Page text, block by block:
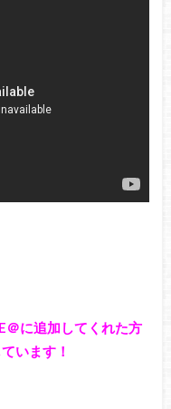
＠に追加してくれた方
います！